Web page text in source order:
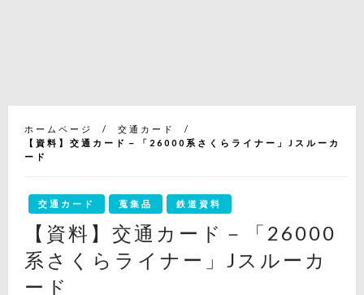
ホームページ
交通カード
【資料】交通カード－「26000系さくらライナー」Jスルーカ
ード
交通カード 蒐集品 鉄道資料
【資料】交通カード－「26000
系さくらライナー」Jスルーカ
ード